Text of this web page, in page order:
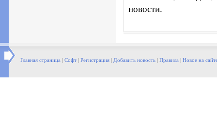
новости.
Главная страница | Софт | Регистрация | Добавить новость | Правила | Новое на